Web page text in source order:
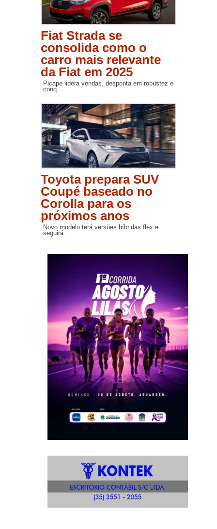
Fiat Strada se
consolida como o
carro mais relevante
da Fiat em 2025
Picape lidera vendas, desponta em robustez e
conq...
Toyota prepara SUV
Coupé baseado no
Corolla para os
próximos anos
Novo modelo terá versões híbridas flex e
seguirá ...